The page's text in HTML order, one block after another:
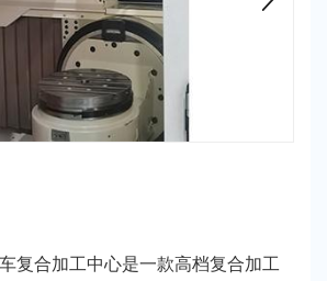
复合加工中心是一款高档复合加工